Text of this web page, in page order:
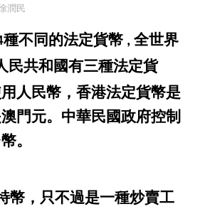
潤民
種不同的法定貨幣 ,全世界
民共和國有三種法定貨
人民幣 ，香港法定貨幣是
澳門元。 中華民國政府控制
。
幣，只不過是一種炒賣工